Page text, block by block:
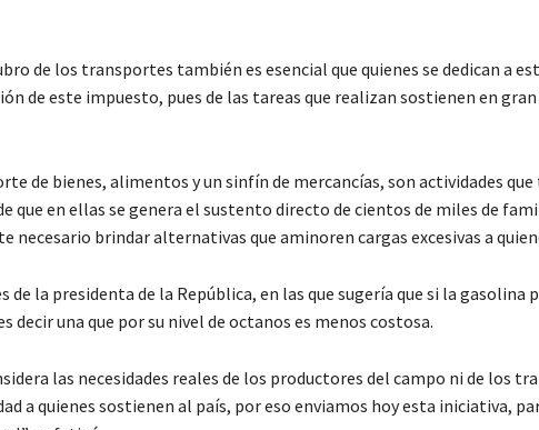
de los transportes también es esencial que quienes se dedican a
de este impuesto, pues de las tareas que realizan sostienen en
de bienes, alimentos y un sinfín de mercancías, son actividades
que en ellas se genera el sustento directo de cientos de miles de
necesario brindar alternativas que aminoren cargas excesivas a
la presidenta de la República, en las que sugería que si la gasolina
decir una que por su nivel de octanos es menos costosa.
las necesidades reales de los productores del campo ni de los
a quienes sostienen al país, por eso enviamos hoy esta iniciativa,